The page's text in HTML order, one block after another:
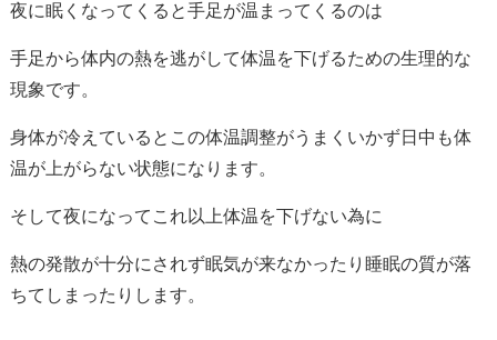
夜に眠くなってくると手足が温まってくるのは
手足から体内の熱を逃がして体温を下げるための生理的な
現象です。
身体が冷えているとこの体温調整がうまくいかず日中も体
温が上がらない状態になります。
そして夜になってこれ以上体温を下げない為に
熱の発散が十分にされず眠気が来なかったり睡眠の質が落
ちてしまったりします。